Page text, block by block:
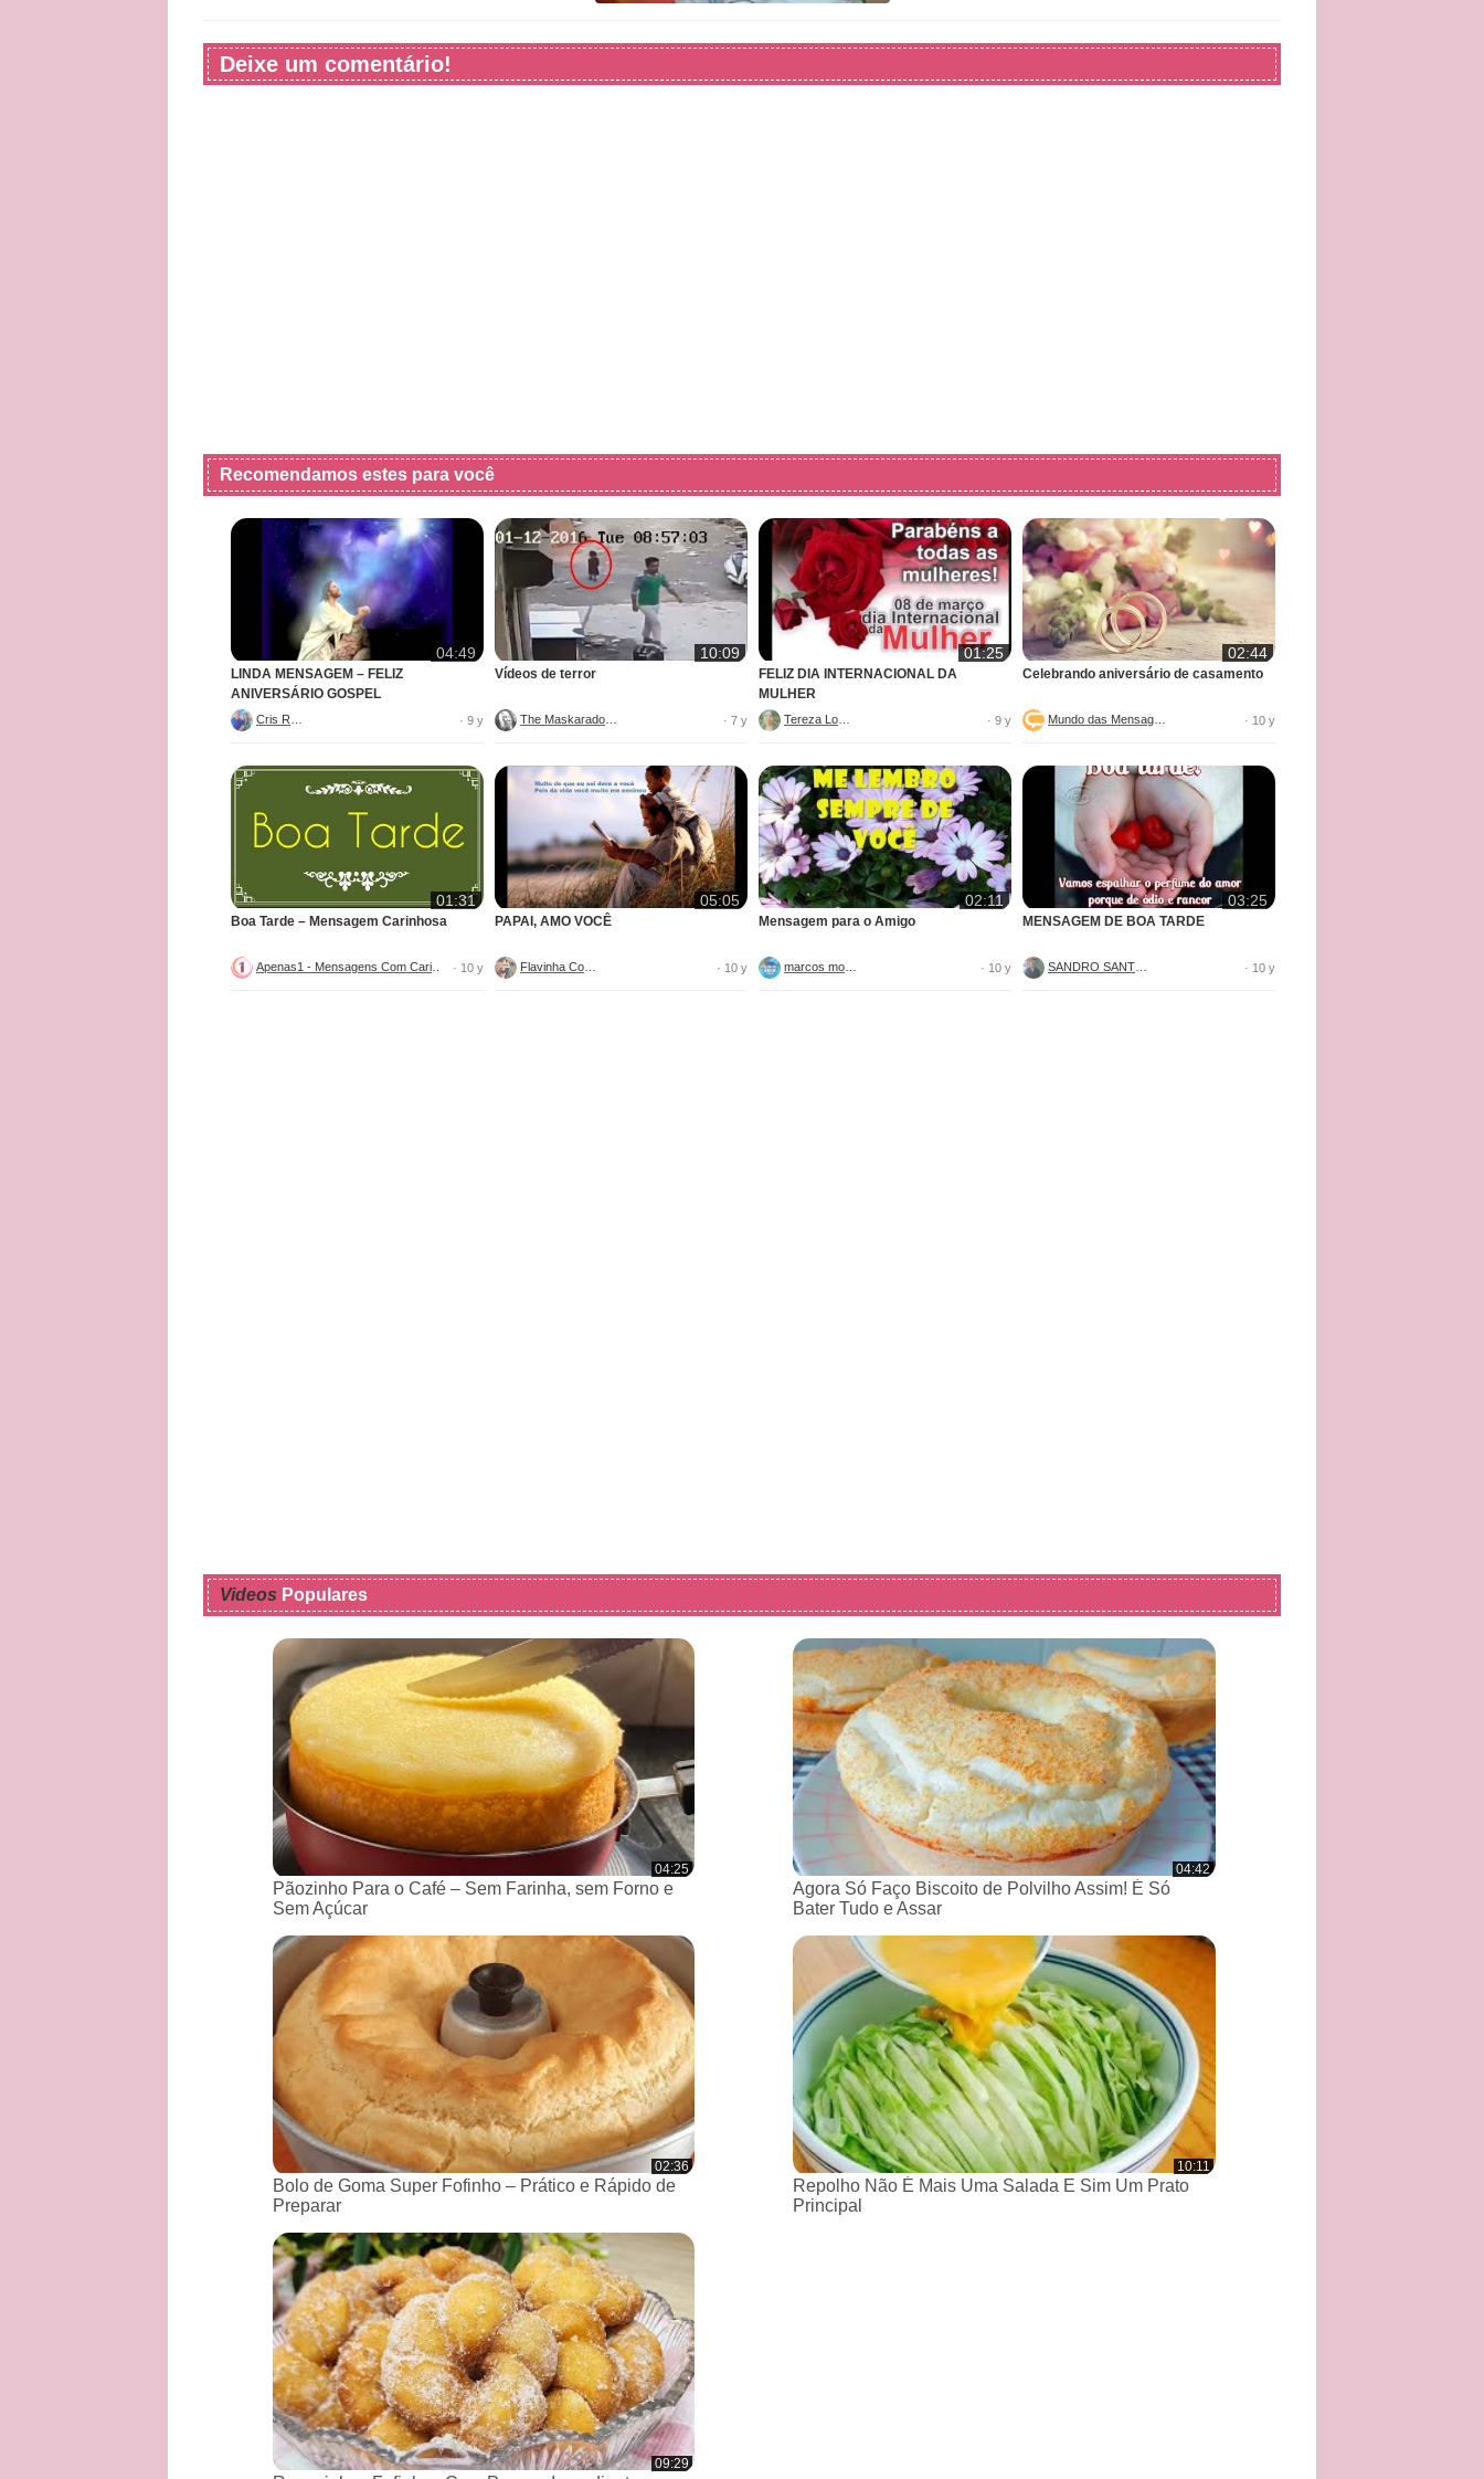
Deixe um comentário!
Recomendamos estes para você
04:49
LINDA MENSAGEM – FELIZ
ANIVERSÁRIO GOSPEL
· 9 y
10:09
Vídeos de terror
· 7 y
01:25
FELIZ DIA INTERNACIONAL DA
MULHER
· 9 y
02:44
Celebrando aniversário de casamento
· 10 y
01:31
Boa Tarde – Mensagem Carinhosa
· 10 y
05:05
PAPAI, AMO VOCÊ
· 10 y
02:11
Mensagem para o Amigo
· 10 y
03:25
MENSAGEM DE BOA TARDE
· 10 y
Videos Populares
04:25
Pãozinho Para o Café – Sem Farinha, sem Forno e
Sem Açúcar
04:42
Agora Só Faço Biscoito de Polvilho Assim! É Só
Bater Tudo e Assar
02:36
Bolo de Goma Super Fofinho – Prático e Rápido de
Preparar
10:11
Repolho Não É Mais Uma Salada E Sim Um Prato
Principal
09:29